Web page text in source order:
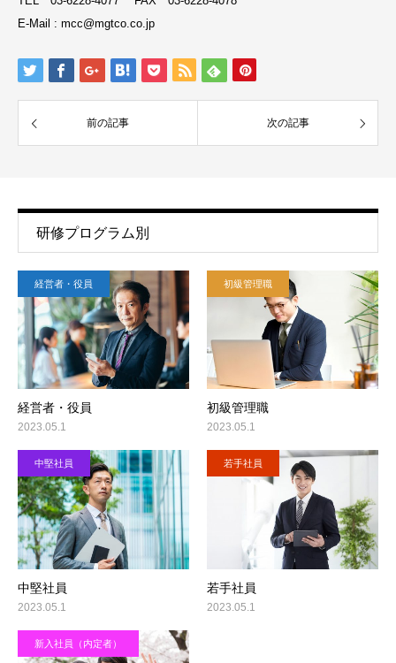
E-Mail : mcc@mgtco.co.jp
前の記事 次の記事
研修プログラム別
経営者・役員
経営者・役員
2023.05.1
初級管理職
初級管理職
2023.05.1
中堅社員
中堅社員
2023.05.1
若手社員
若手社員
2023.05.1
新入社員（内定者）